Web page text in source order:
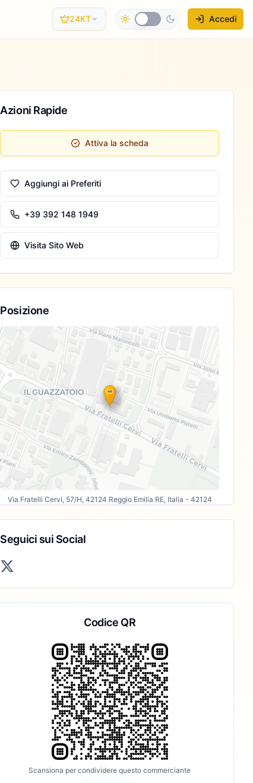
24KT Accedi
Azioni Rapide
Attiva la scheda
Aggiungi ai Preferiti
+39 392 148 1949
Visita Sito Web
Posizione
Via Fratelli Cervi, 57/H, 42124 Reggio Emilia RE, Italia - 42124
Seguici sui Social
Codice QR
Scansiona per condividere questo commerciante